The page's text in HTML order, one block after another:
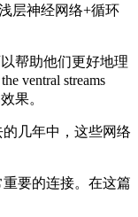
层神经网络+循环
帮助他们更好地理
ventral streams
果。
几年中，这些网络
要的连接。在这篇